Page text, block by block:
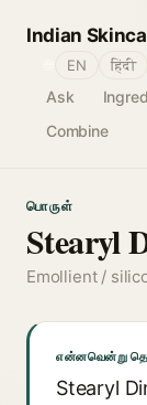
Indian
Ask
Combine
EN हिंदी
பொருள்
Stearyl
Emollient /
என்னவென்று
Stearyl